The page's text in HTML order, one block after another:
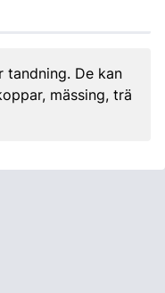
tandning. De kan
mässing, trä